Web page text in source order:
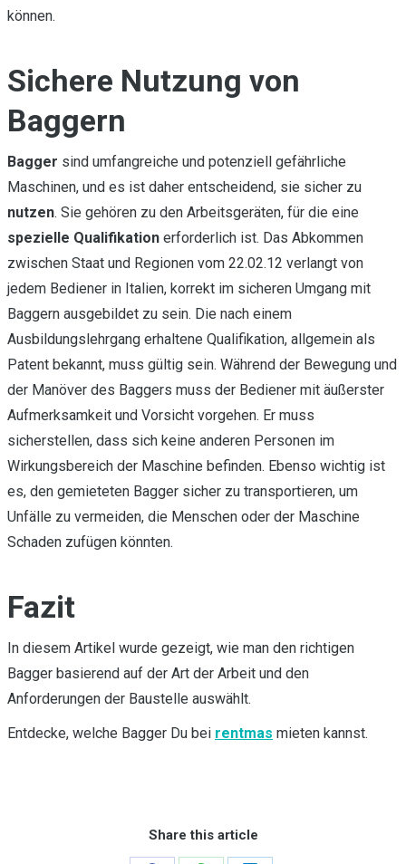
können.
Sichere Nutzung von
Baggern
Bagger sind umfangreiche und potenziell gefährliche
Maschinen, und es ist daher entscheidend, sie sicher zu
nutzen. Sie gehören zu den Arbeitsgeräten, für die eine
spezielle Qualifikation erforderlich ist. Das Abkommen
zwischen Staat und Regionen vom 22.02.12 verlangt von
jedem Bediener in Italien, korrekt im sicheren Umgang mit
Baggern ausgebildet zu sein. Die nach einem
Ausbildungslehrgang erhaltene Qualifikation, allgemein als
Patent bekannt, muss gültig sein. Während der Bewegung und
der Manöver des Baggers muss der Bediener mit äußerster
Aufmerksamkeit und Vorsicht vorgehen. Er muss
sicherstellen, dass sich keine anderen Personen im
Wirkungsbereich der Maschine befinden. Ebenso wichtig ist
es, den gemieteten Bagger sicher zu transportieren, um
Unfälle zu vermeiden, die Menschen oder der Maschine
Schaden zufügen könnten.
Fazit
In diesem Artikel wurde gezeigt, wie man den richtigen
Bagger basierend auf der Art der Arbeit und den
Anforderungen der Baustelle auswählt.
Entdecke, welche Bagger Du bei rentmas mieten kannst.
Share this article